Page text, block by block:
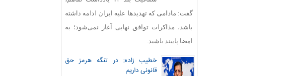
گفت: مادامی که تهدیدها علیه ایران ادامه داشته
باشد، مذاکرات توافق نهایی آغاز نمی‌شود؛ به
امضا پایبند باشید.
خطیب زاده: در تنگه هرمز حق
قانونی داریم